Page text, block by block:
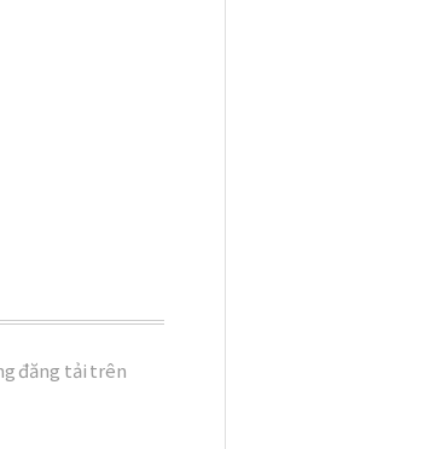
đăng tải trên